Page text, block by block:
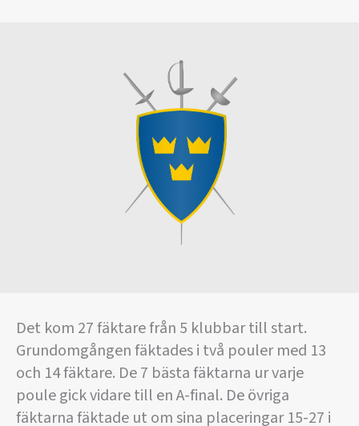
Det kom 27 fäktare från 5 klubbar till start.
Grundomgången fäktades i två pouler med 13
och 14 fäktare. De 7 bästa fäktarna ur varje
poule gick vidare till en A-final. De övriga
fäktarna fäktade ut om sina placeringar 15-27 i